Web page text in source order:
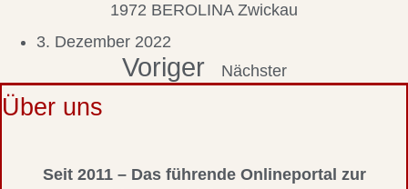
1972 BEROLINA Zwickau
3. Dezember 2022
Voriger Nächster
Über uns
Seit 2011 – Das führende Onlineportal zur